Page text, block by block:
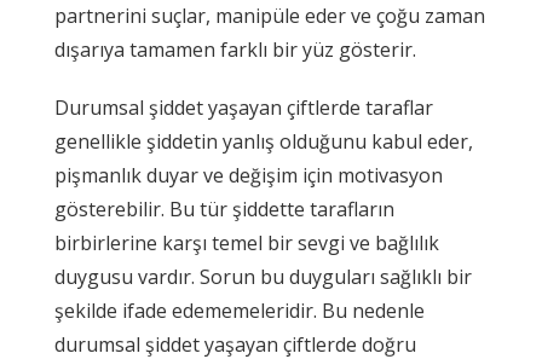
partnerini suçlar, manipüle eder ve çoğu zaman
dışarıya tamamen farklı bir yüz gösterir.
Durumsal şiddet yaşayan çiftlerde taraflar
genellikle şiddetin yanlış olduğunu kabul eder,
pişmanlık duyar ve değişim için motivasyon
gösterebilir. Bu tür şiddette tarafların
birbirlerine karşı temel bir sevgi ve bağlılık
duygusu vardır. Sorun bu duyguları sağlıklı bir
şekilde ifade edememeleridir. Bu nedenle
durumsal şiddet yaşayan çiftlerde doğru